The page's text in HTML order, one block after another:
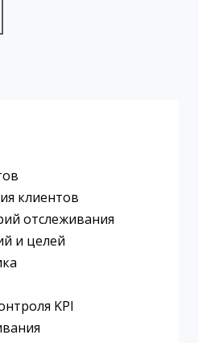
клиентов
отслеживания
и целей
KPI